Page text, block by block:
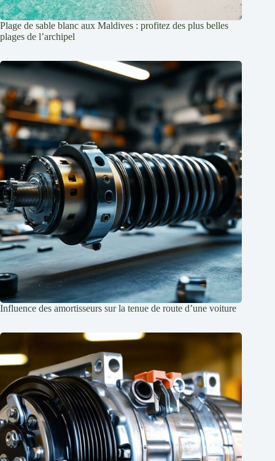
Plage de sable blanc aux Maldives : profitez des plus belles
plages de l’archipel
Influence des amortisseurs sur la tenue de route d’une voiture